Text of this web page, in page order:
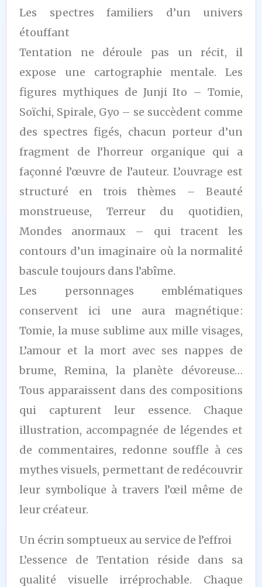
Les spectres familiers d’un univers
étouffant
Tentation ne déroule pas un récit, il
expose une cartographie mentale. Les
figures mythiques de Junji Ito – Tomie,
Soïchi, Spirale, Gyo – se succèdent comme
des spectres figés, chacun porteur d’un
fragment de l’horreur organique qui a
façonné l’œuvre de l’auteur. L’ouvrage est
structuré en trois thèmes – Beauté
monstrueuse, Terreur du quotidien,
Mondes anormaux – qui tracent les
contours d’un imaginaire où la normalité
bascule toujours dans l’abîme.
Les personnages emblématiques
conservent ici une aura magnétique :
Tomie, la muse sublime aux mille visages,
L’amour et la mort avec ses nappes de
brume, Remina, la planète dévoreuse…
Tous apparaissent dans des compositions
qui capturent leur essence. Chaque
illustration, accompagnée de légendes et
de commentaires, redonne souffle à ces
mythes visuels, permettant de redécouvrir
leur symbolique à travers l’œil même de
leur créateur.
Un écrin somptueux au service de l’effroi
L’essence de Tentation réside dans sa
qualité visuelle irréprochable. Chaque